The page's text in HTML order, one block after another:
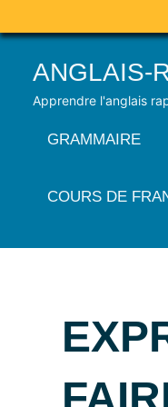
Skip
content
ANGLAIS-
Apprendre l'anglais
GRAMMAIRE
COURS DE